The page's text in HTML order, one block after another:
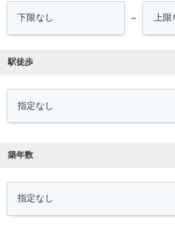
～
駅徒歩
築年数